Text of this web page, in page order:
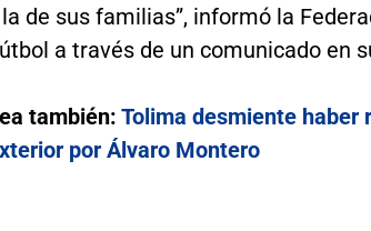
de sus familias”, informó la
a través de un comunicado en
también: Tolima desmiente haber
por Álvaro Montero